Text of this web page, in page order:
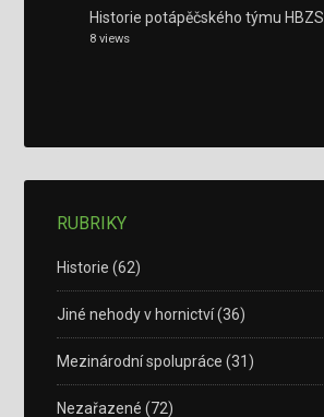
Historie potápěčského týmu HBZS
8 views
RUBRIKY
Historie (62)
Jiné nehody v hornictví(36)
Mezinárodní spolupráce (31)
Nezařazené (72)